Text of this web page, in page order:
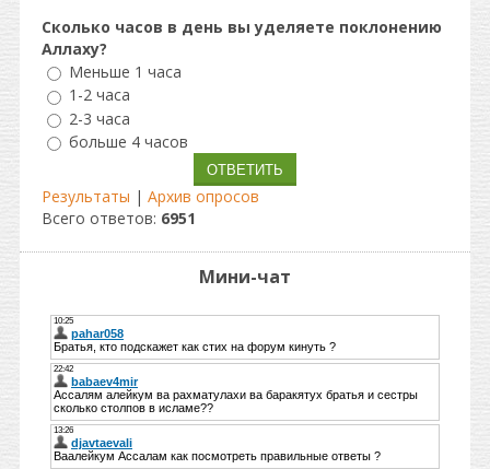
Сколько часов в день вы уделяете поклонению
Аллаху?
Меньше 1 часа
1-2 часа
2-3 часа
больше 4 часов
Результаты | Архив опросов
Всего ответов: 6951
Мини-чат